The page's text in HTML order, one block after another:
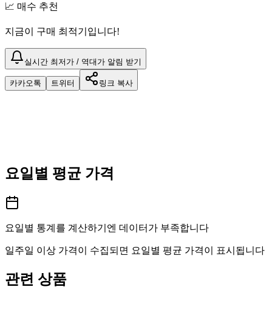
📈 매수 추천
지금이 구매 최적기입니다!
실시간 최저가 / 역대가 알림 받기
카카오톡 트위터 링크 복사
요일별 평균 가격
요일별 통계를 계산하기엔 데이터가 부족합니다
일주일 이상 가격이 수집되면 요일별 평균 가격이 표시됩니다
관련 상품